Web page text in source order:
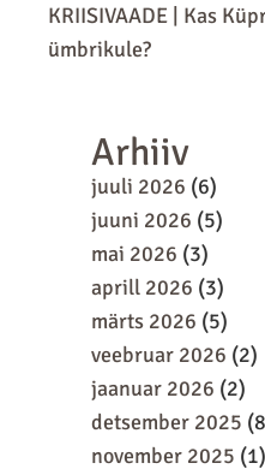
KRIISIVAADE | Kas
ümbrikule?
Arhiiv
juuli 2026 (6)
juuni 2026 (5)
mai 2026 (3)
aprill 2026 (3)
märts 2026 (5)
veebruar 2026 (2)
jaanuar 2026 (2)
detsember 2025
november 2025 (1)